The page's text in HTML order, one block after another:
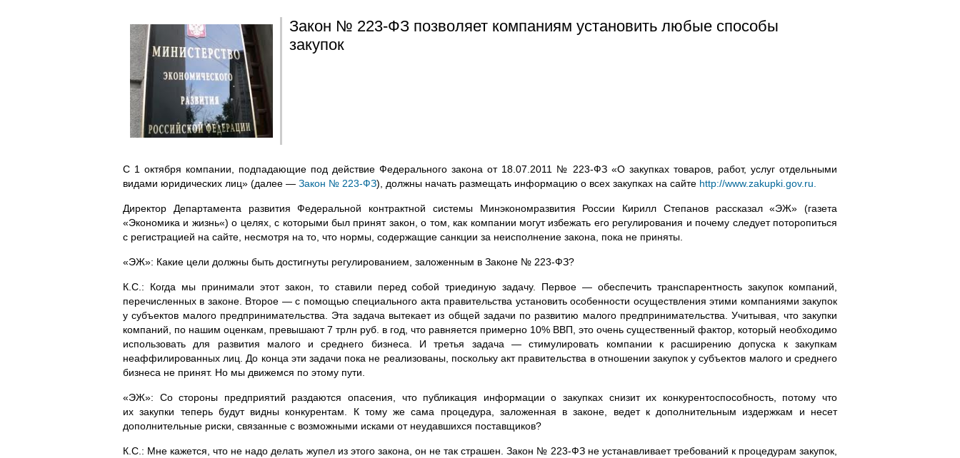
Закон № 223-ФЗ позволяет компаниям установить любые способы
закупок
С 1 октября компании, подпадающие под действие Федерального закона от 18.07.2011 № 223-ФЗ «О закупках товаров, работ, услуг отдельными
видами юридических лиц» (далее — Закон № 223-ФЗ), должны начать размещать информацию о всех закупках на сайте http://www.zakupki.gov.ru.
Директор Департамента развития Федеральной контрактной системы Минэкономразвития России Кирилл Степанов рассказал «ЭЖ» (газета
«Экономика и жизнь«) о целях, с которыми был принят закон, о том, как компании могут избежать его регулирования и почему следует поторопиться
с регистрацией на сайте, несмотря на то, что нормы, содержащие санкции за неисполнение закона, пока не приняты.
«ЭЖ»: Какие цели должны быть достигнуты регулированием, заложенным в Законе № 223‑ФЗ?
К.С.: Когда мы принимали этот закон, то ставили перед собой триединую задачу. Первое — обеспечить транспарентность закупок компаний,
перечисленных в законе. Второе — с помощью специального акта правительства установить особенности осуществления этими компаниями закупок
у субъектов малого предпринимательства. Эта задача вытекает из общей задачи по развитию малого предпринимательства. Учитывая, что закупки
компаний, по нашим оценкам, превышают 7 трлн руб. в год, что равняется примерно 10% ВВП, это очень существенный фактор, который необходимо
использовать для развития малого и среднего бизнеса. И третья задача — стимулировать компании к расширению допуска к закупкам
неаффилированных лиц. До конца эти задачи пока не реализованы, поскольку акт правительства в отношении закупок у субъектов малого и среднего
бизнеса не принят. Но мы движемся по этому пути.
«ЭЖ»: Со стороны предприятий раздаются опасения, что публикация информации о закупках снизит их конкурентоспособность, потому что
их закупки теперь будут видны конкурентам. К тому же сама процедура, заложенная в законе, ведет к дополнительным издержкам и несет
дополнительные риски, связанные с возможными исками от неудавшихся поставщиков?
К.С.: Мне кажется, что не надо делать жупел из этого закона, он не так страшен. Закон № 223-ФЗне устанавливает требований к процедурам закупок,